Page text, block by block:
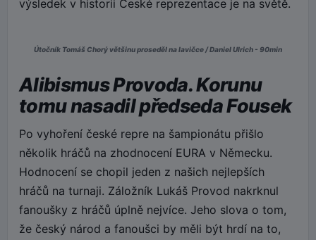
výsledek v historii České reprezentace je na světě.
Útočník Tomáš Chorý většinu proseděl na lavičce / Daniel Ulrich - 90min
Alibismus Provoda. Korunu
tomu nasadil předseda Fousek
Po vyhoření české repre na šampionátu přišlo
několik hráčů na zhodnocení EURA v Německu.
Hodnocení se chopil jeden z našich nejlepších
hráčů na turnaji. Záložník Lukáš Provod nakrknul
fanoušky z hráčů úplně nejvíce. Jeho slova o tom,
že český národ a fanoušci by měli být hrdí na to,